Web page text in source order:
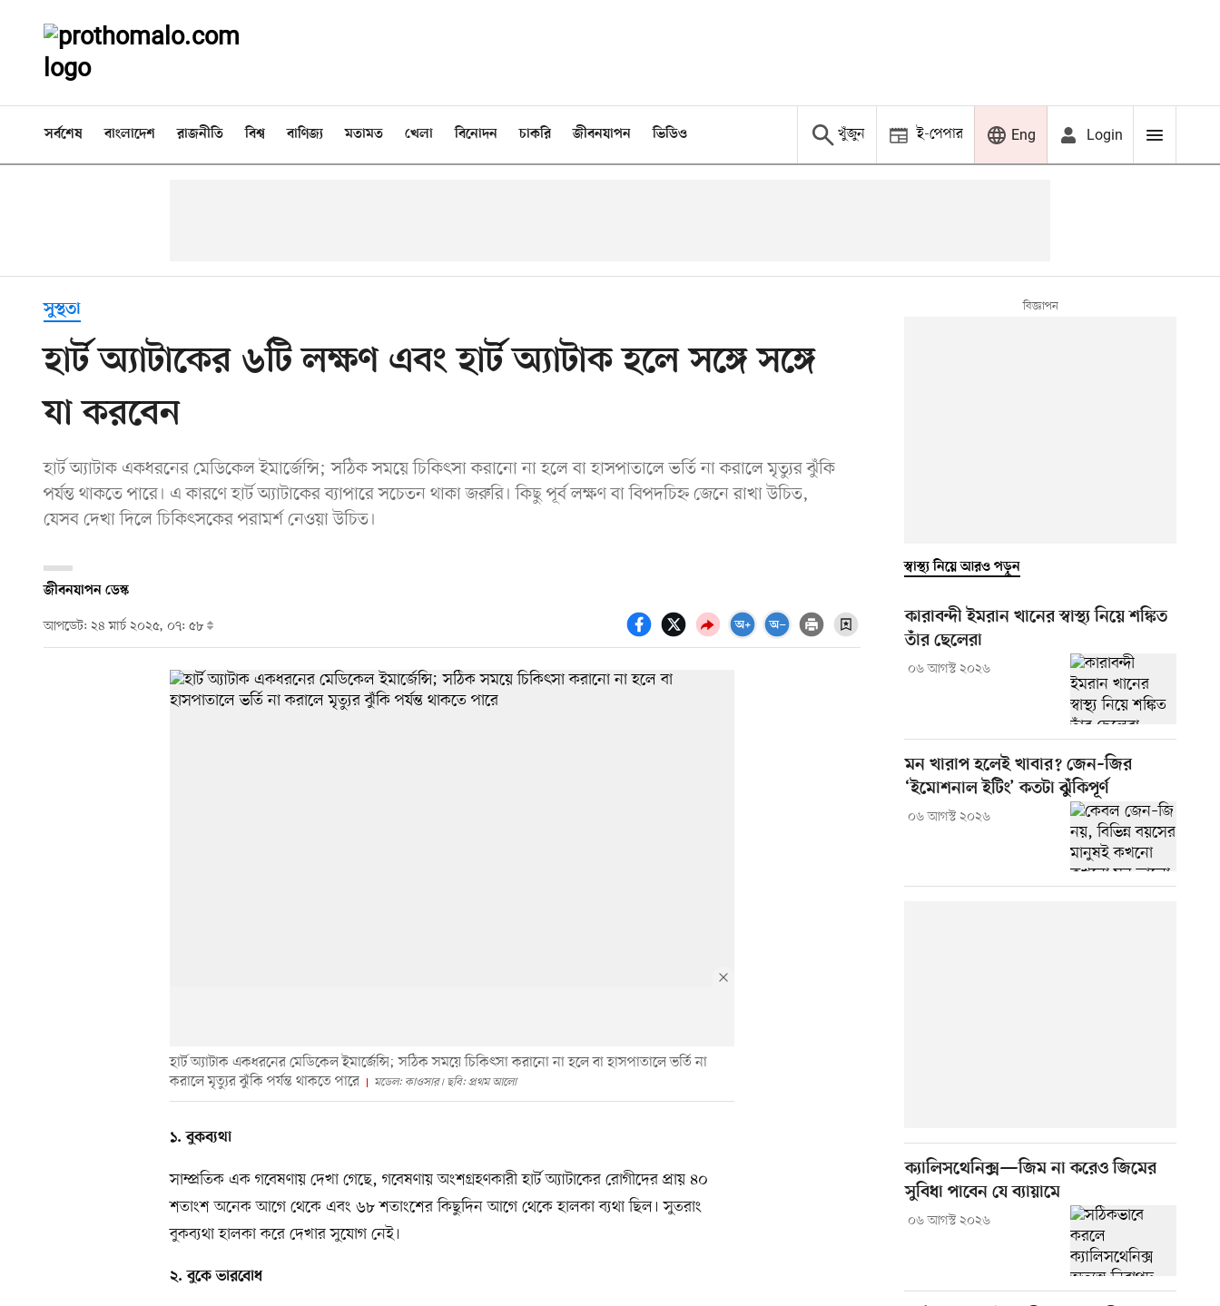
সর্বশেষ বাংলাদেশ রাজনীতি বিশ্ব বাণিজ্য মতামত খেলা বিনোদন চাকরি জীবনযাপন ভিডিও খুঁজুন ই-পেপার Eng Login
সুস্থতা
হার্ট অ্যাটাকের ৬টি লক্ষণ এবং হার্ট অ‍্যাটাক হলে সঙ্গে সঙ্গে
যা করবেন
হার্ট অ্যাটাক একধরনের মেডিকেল ইমার্জেন্সি; সঠিক সময়ে চিকিৎসা করানো না হলে বা হাসপাতালে ভর্তি না করালে মৃত্যুর ঝুঁকি
পর্যন্ত থাকতে পারে। এ কারণে হার্ট অ্যাটাকের ব্যাপারে সচেতন থাকা জরুরি। কিছু পূর্ব লক্ষণ বা বিপদচিহ্ন জেনে রাখা উচিত,
যেসব দেখা দিলে চিকিৎসকের পরামর্শ নেওয়া উচিত।
জীবনযাপন ডেস্ক
আপডেট: ২৪ মার্চ ২০২৫, ০৭: ৫৮
হার্ট অ্যাটাক একধরনের মেডিকেল ইমার্জেন্সি; সঠিক সময়ে চিকিৎসা করানো না হলে বা হাসপাতালে ভর্তি না
করালে মৃত্যুর ঝুঁকি পর্যন্ত থাকতে পারে
মডেল: কাওসার। ছবি: প্রথম আলো
১. বুকব্যথা
সাম্প্রতিক এক গবেষণায় দেখা গেছে, গবেষণায় অংশগ্রহণকারী হার্ট অ্যাটাকের রোগীদের প্রায় ৪০
শতাংশ অনেক আগে থেকে এবং ৬৮ শতাংশের কিছুদিন আগে থেকে হালকা ব্যথা ছিল। সুতরাং
বুকব্যথা হালকা করে দেখার সুযোগ নেই।
২. বুকে ভারবোধ
স্বাস্থ্য নিয়ে আরও পড়ুন
কারাবন্দী ইমরান খানের স্বাস্থ্য নিয়ে শঙ্কিত
তাঁর ছেলেরা
০৬ আগস্ট ২০২৬
মন খারাপ হলেই খাবার? জেন–জির
‘ইমোশনাল ইটিং’ কতটা ঝুঁকিপূর্ণ
০৬ আগস্ট ২০২৬
ক্যালিসথেনিক্স—জিম না করেও জিমের
সুবিধা পাবেন যে ব্যায়ামে
০৬ আগস্ট ২০২৬